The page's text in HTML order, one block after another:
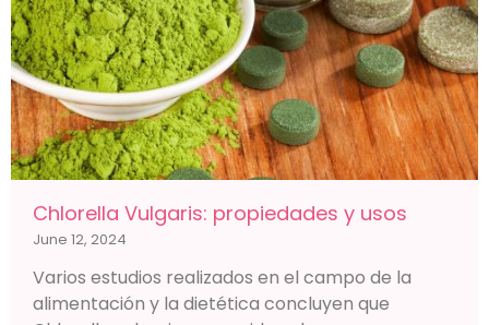
Chlorella Vulgaris: propiedades y usos
June 12, 2024
Varios estudios realizados en el campo de la
alimentación y la dietética concluyen que